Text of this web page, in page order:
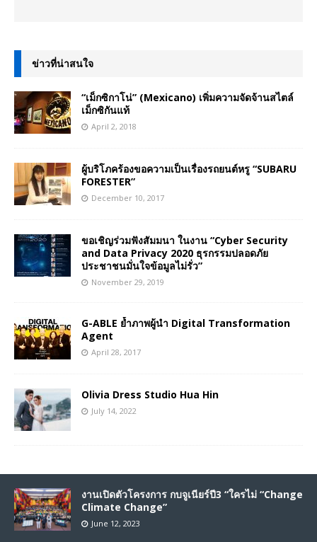
ข่าวที่น่าสนใจ
“เม็กซิกาโน่” (Mexicano) เพิ่มความจัดจ้านสไตล์
เม็กซิกันแท้
April 2, 2018
ผู้บริโภคร้องขอความเป็นเรื่องรถยนต์หรู “SUBARU
FORESTER”
December 10, 2017
ขอเชิญร่วมฟังสัมมนา ในงาน “Cyber Security
and Data Privacy 2020 ธุรกรรมปลอดภัย
ประชาชนมั่นใจข้อมูลไม่รั่ว”
November 29, 2019
G-ABLE ย้ำภาพผู้นำ Digital Transformation
Agent
April 28, 2017
Olivia Dress Studio Hua Hin
July 14, 2022
งานเปิดตัวโครงการ กบจูเนียร์ปี3 “ใครไม่ “Change
Climate Change”
June 12, 2023